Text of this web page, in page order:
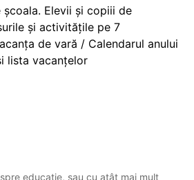
școala. Elevii și copiii de
și activitățile pe 7
de vară / Calendarul anului
lista vacanțelor
educație, sau cu atât mai mult